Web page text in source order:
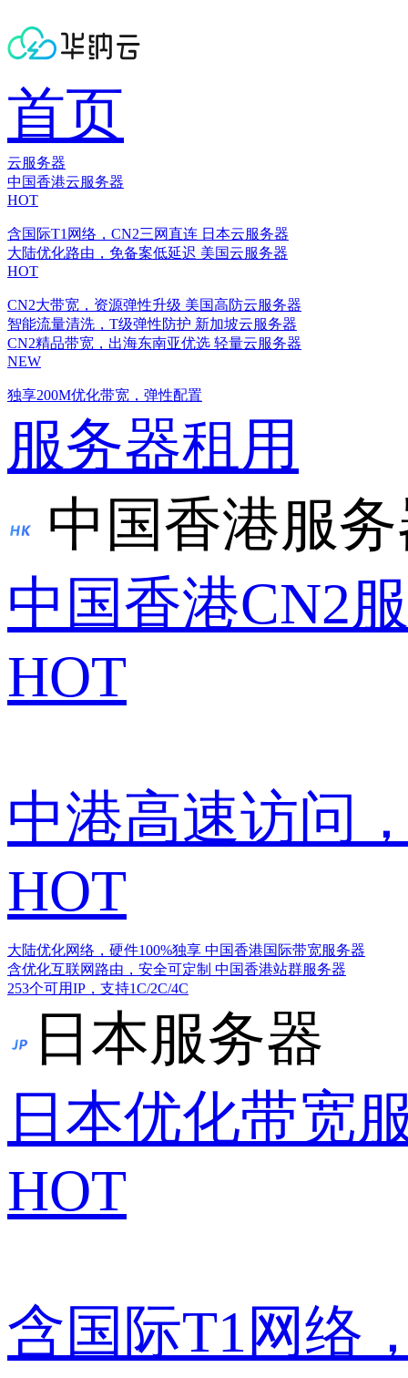
首页
云服务器
中国香港云服务器
HOT
含国际T1网络，CN2三网直连 日本云服务器
大陆优化路由，免备案低延迟 美国云服务器
HOT
CN2大带宽，资源弹性升级 美国高防云服务器
智能流量清洗，T级弹性防护 新加坡云服务器
CN2精品带宽，出海东南亚优选 轻量云服务器
NEW
独享200M优化带宽，弹性配置
服务器租用
中国香港服
中国香港CN2
HOT
中港高速访问
HOT
大陆优化网络，硬件100%独享 中国香港国际带宽服务器
含优化互联网路由，安全可定制 中国香港站群服务器
253个可用IP，支持1C/2C/4C
日本服务器
日本优化带宽
HOT
含国际T1网络